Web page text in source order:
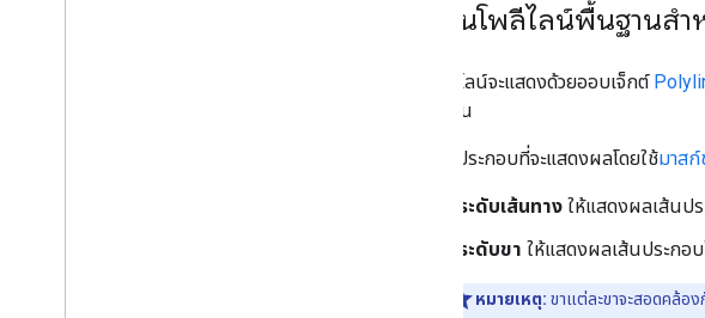
ขอเส้นโพลีไลน์พื้นฐานส
เส้นโพลีไลน์จะแสดงด้วยออบเจ็กต์
ขา และขั้น
ระบุเส้นประกอบที่จะแสดงผลโดยใช้มาส
ที่ระดับเส้นทาง ให้แสดงผลเส้นป
ที่ระดับขา ให้แสดงผลเส้นประกอ
หมายเหตุ: ขาแต่ละขาจะสอดคล้อง